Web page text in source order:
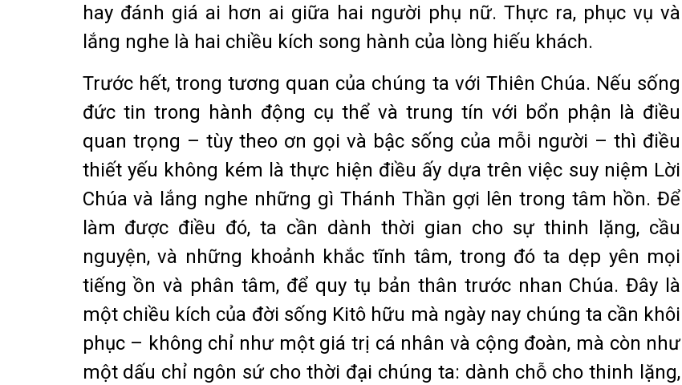
hay đánh giá ai hơn ai giữa hai người phụ nữ. Thực ra, phục vụ và
lắng nghe là hai chiều kích song hành của lòng hiếu khách.
Trước hết, trong tương quan của chúng ta với Thiên Chúa. Nếu sống
đức tin trong hành động cụ thể và trung tín với bổn phận là điều
quan trọng – tùy theo ơn gọi và bậc sống của mỗi người – thì điều
thiết yếu không kém là thực hiện điều ấy dựa trên việc suy niệm Lời
Chúa và lắng nghe những gì Thánh Thần gợi lên trong tâm hồn. Để
làm được điều đó, ta cần dành thời gian cho sự thinh lặng, cầu
nguyện, và những khoảnh khắc tĩnh tâm, trong đó ta dẹp yên mọi
tiếng ồn và phân tâm, để quy tụ bản thân trước nhan Chúa. Đây là
một chiều kích của đời sống Kitô hữu mà ngày nay chúng ta cần khôi
phục – không chỉ như một giá trị cá nhân và cộng đoàn, mà còn như
một dấu chỉ ngôn sứ cho thời đại chúng ta: dành chỗ cho thinh lặng,